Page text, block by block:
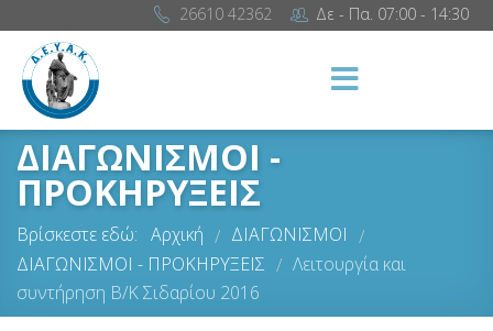
26610 42362 Δε - Πα. 07:00 - 14:30
ΔΙΑΓΩΝΙΣΜΟΙ -
ΠΡΟΚΗΡΥΞΕΙΣ
Βρίσκεστε εδώ: Αρχική / ΔΙΑΓΩΝΙΣΜΟΙ /
ΔΙΑΓΩΝΙΣΜΟΙ - ΠΡΟΚΗΡΥΞΕΙΣ / Λειτουργία και
συντήρηση Β/Κ Σιδαρίου 2016